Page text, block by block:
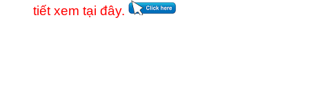
tiết xem tại đây.